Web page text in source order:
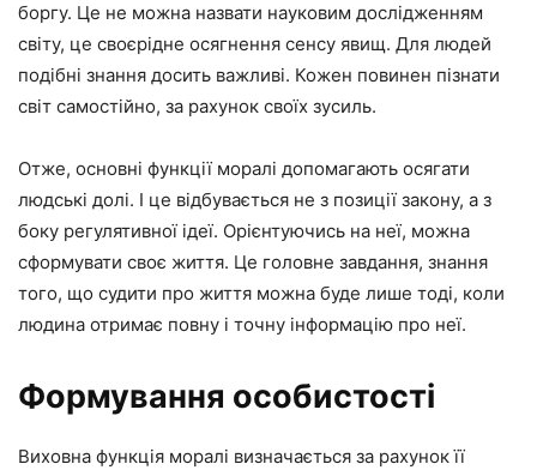
боргу. Це не можна назвати науковим дослідженням
світу, це своєрідне осягнення сенсу явищ. Для людей
подібні знання досить важливі. Кожен повинен пізнати
світ самостійно, за рахунок своїх зусиль.
Отже, основні функції моралі допомагають осягати
людські долі. І це відбувається не з позиції закону, а з
боку регулятивної ідеї. Орієнтуючись на неї, можна
сформувати своє життя. Це головне завдання, знання
того, що судити про життя можна буде лише тоді, коли
людина отримає повну і точну інформацію про неї.
Формування особистості
Виховна функція моралі визначається за рахунок її